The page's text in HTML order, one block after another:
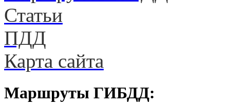
Статьи
ПДД
Карта сайта
Маршруты ГИБДД: